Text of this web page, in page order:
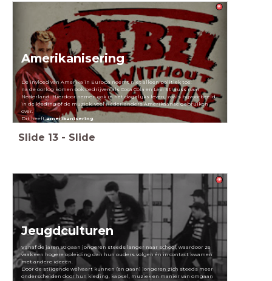
Amerikanisering
De invloed van Amerika in Europa neemt niet alleen politiek toe:
na de oorlog komen ook bedrijven als Coca Cola en Levi Strauss naar
Nederland. Hierdoor nemen ook in het dagelijks leven, zoals bijvoorbeeld
in de kleding of de muziek, veel Nederlanders Amerikaanse gebruiken
over.
Dit heeftamerikanisering.
Slide 13 - Slide
Jeugdculturen
Vanaf de jaren 50 gaan jongeren steeds langer naar school, waardoor ze
vaak een hogere opleiding dan hun ouders volgen én in contact kwamen
met andere ideeën.
Door de stijgende welvaart kunnen (en gaan) jongeren zich steeds meer
onderscheiden door hun kleding, kapsel, muziek en manier van omgaan